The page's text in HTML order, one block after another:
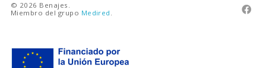

© 2026 Benajes.
Miembro del grupo Medired .